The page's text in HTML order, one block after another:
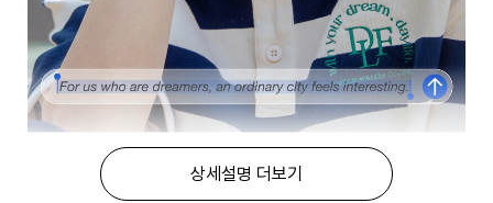
상세설명 더보기